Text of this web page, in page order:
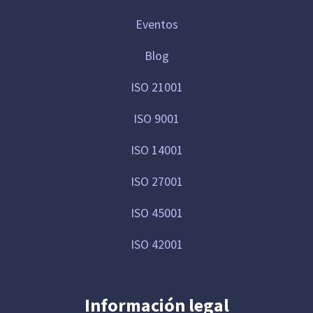
Eventos
Blog
ISO 21001
ISO 9001
ISO 14001
ISO 27001
ISO 45001
ISO 42001
Información legal